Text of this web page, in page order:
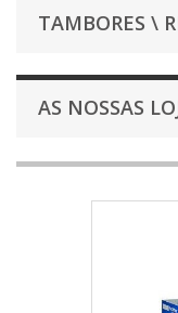
TAMBORES \
AS NOSSAS